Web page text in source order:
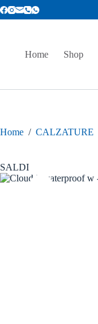
Salta
al
Home Shop
Home / CALZATURE
SALDI